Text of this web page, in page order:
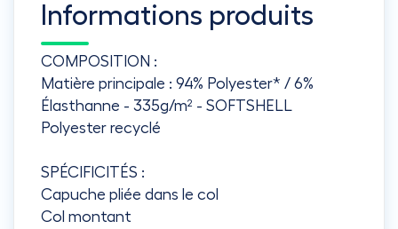
Informations produits
COMPOSITION :
Matière principale : 94% Polyester* / 6%
Élasthanne - 335g/m² - SOFTSHELL
Polyester recyclé
SPÉCIFICITÉS :
Capuche pliée dans le col
Col montant